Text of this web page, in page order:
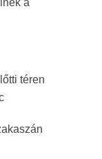
a
téren